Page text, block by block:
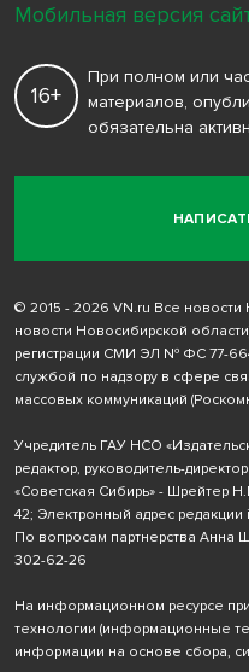
16+
При полном или
материалов,
обязательна
© 2015 - 2026 VN.ru Все
новости Новосибирской
регистрации СМИ ЭЛ № ФС 77-
службой по надзору в сфере
массовых коммуникаций
Учредитель ГАУ НСО
редактор, руководитель-
«Советская Сибирь» - Шрейтер
42; Электронный адрес редакции
По вопросам партнерства Анна
302-62-26
На информационном ресурсе
технологии (информационные
информации на основе сбора,
Мобильная версия